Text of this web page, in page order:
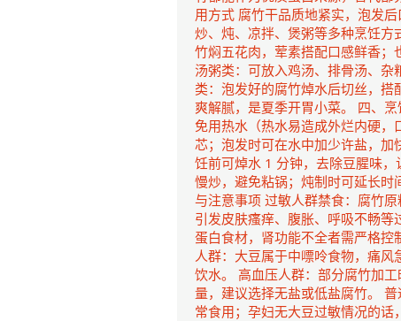
用方式 腐竹干品质地紧实，泡发
炒、炖、凉拌、煲粥等多种烹饪
竹焖五花肉，荤素搭配口感鲜香；
汤粥类：可放入鸡汤、排骨汤、
类：泡发好的腐竹焯水后切丝，
爽解腻，是夏季开胃小菜。 四、
免用热水（热水易造成外烂内硬
芯；泡发时可在水中加少许盐，
饪前可焯水 1 分钟，去除豆腥味
慢炒，避免粘锅；炖制时可延长
与注意事项 过敏人群禁食：腐竹
引发皮肤瘙痒、腹胀、呼吸不畅
蛋白食材，肾功能不全者需严格
人群：大豆属于中嘌呤食物，痛
饮水。 高血压人群：部分腐竹加
量，建议选择无盐或低盐腐竹。
常食用；孕妇无大豆过敏情况的话